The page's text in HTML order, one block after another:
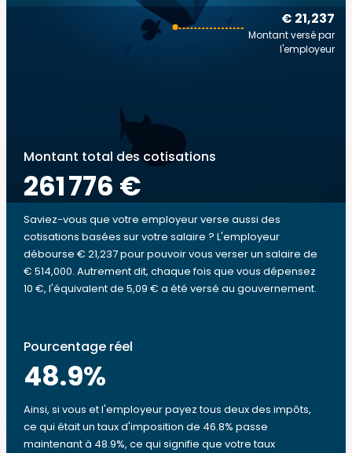
€ 21,237
Montant versé par
l'employeur
Montant total des cotisations
261 776 €
Saviez-vous que votre employeur verse aussi des
cotisations basées sur votre salaire ? L'employeur
débourse € 21,237 pour pouvoir vous verser un salaire de
€ 514,000. Autrement dit, chaque fois que vous dépensez
10 €, l'équivalent de 5,09 € a été versé au gouvernement.
Pourcentage réel
48.9%
Ainsi, si vous et l'employeur payez tous deux des impôts,
ce qui était un taux d'imposition de 46.8% passe
maintenant à 48.9%, ce qui signifie que votre taux